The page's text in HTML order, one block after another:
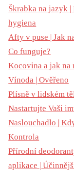
Škrabka na jazyk |
hygiena
Afty v puse | Jak
Co funguje?
Kocovina a jak na
Vínoda | Ověřeno
Plísně v lidském
Nastartujte Vaši
Naslouchadlo |
Kontrola
Přírodní
aplikace |